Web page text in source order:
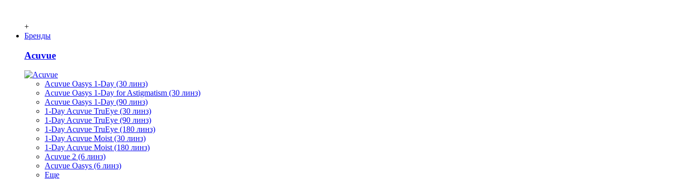
+
Бренды
Acuvue
Acuvue Oasys 1-Day (30 линз)
Acuvue Oasys 1-Day for Astigmatism (30 линз)
Acuvue Oasys 1-Day (90 линз)
1-Day Acuvue TruEye (30 линз)
1-Day Acuvue TruEye (90 линз)
1-Day Acuvue TruEye (180 линз)
1-Day Acuvue Moist (30 линз)
1-Day Acuvue Moist (180 линз)
Acuvue 2 (6 линз)
Acuvue Oasys (6 линз)
Еще